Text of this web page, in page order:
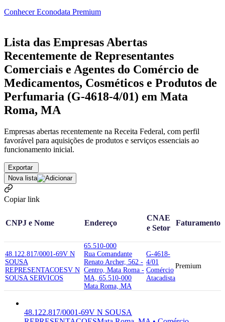
Conhecer Econodata Premium
Lista das Empresas Abertas
Recentemente de Representantes
Comerciais e Agentes do Comércio de
Medicamentos, Cosméticos e Produtos de
Perfumaria (G-4618-4/01) em Mata
Roma, MA
Empresas abertas recentemente na Receita Federal, com perfil
favorável para aquisições de produtos e serviços essenciais ao
funcionamento inicial.
Exportar
Nova lista
Copiar link
CNPJ e Nome Endereço
CNAE
e Setor
Faturamento
48.122.817/0001-69V N
SOUSA
REPRESENTACOESV N
SOUSA SERVICOS
65.510-000
Rua Comandante
Renato Archer, 562 -
Centro, Mata Roma -
MA, 65.510-000
Mata Roma, MA
G-4618-
4/01
Comércio
Atacadista
Premium
48.122.817/0001-69V N SOUSA